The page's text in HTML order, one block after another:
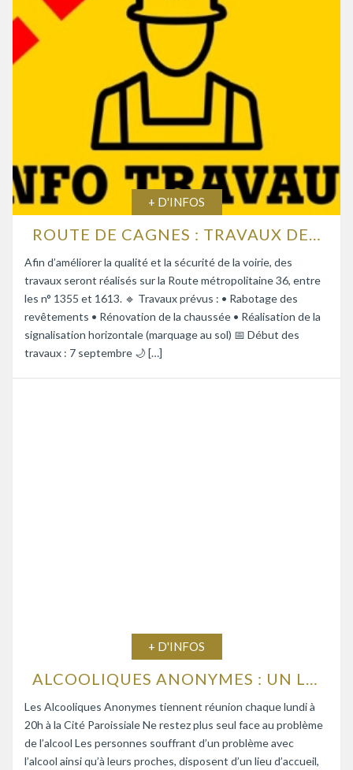
+ D'INFOS
ROUTE DE CAGNES : TRAVAUX DE RENFORCEMENT DE LA CHAUSSÉE
Afin d’améliorer la qualité et la sécurité de la voirie, des
travaux seront réalisés sur la Route métropolitaine 36, entre
les n° 1355 et 1613. 🔹 Travaux prévus : • Rabotage des
revêtements • Rénovation de la chaussée • Réalisation de la
signalisation horizontale (marquage au sol) 📅 Début des
travaux : 7 septembre 🌙 […]
+ D'INFOS
ALCOOLIQUES ANONYMES : UN LIEU D’ÉCOUTE ET D’ENTRAIDE
Les Alcooliques Anonymes tiennent réunion chaque lundi à
20h à la Cité Paroissiale Ne restez plus seul face au problème
de l’alcool Les personnes souffrant d’un problème avec
l’alcool ainsi qu’à leurs proches, disposent d’un lieu d’accueil,